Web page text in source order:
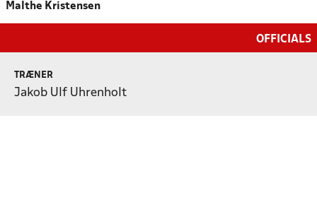
Malthe Kristensen
OFFICIALS
TRÆNER
Jakob Ulf Uhrenholt